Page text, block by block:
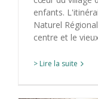
enfants.
Naturel
centre et le
> Lire la suite